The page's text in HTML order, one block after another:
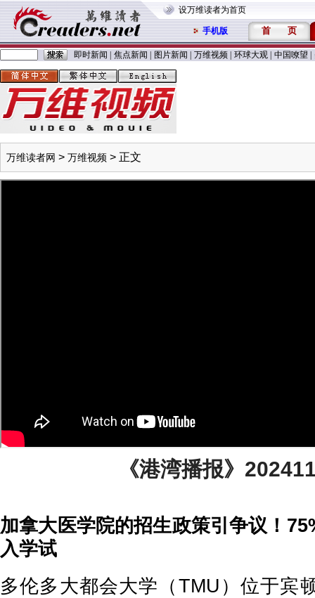
设万维读者为首页
手机版 首 页
即时新闻 焦点新闻 图片新闻 万维视频 环球大观 中国嘹望
万维读者网 > 万维视频 > 正文
《港湾播报》
加拿大医学院的招生政策引争议！
入学试
多伦多大都会大学（TMU）位于宾